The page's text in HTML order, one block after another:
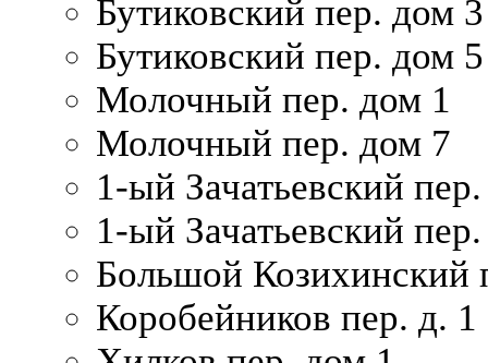
Бутиковский пер. дом 3
Бутиковский пер. дом 5
Молочный пер. дом 1
Молочный пер. дом 7
1-ый Зачатьевский
1-ый Зачатьевский
Большой Козихинский
Коробейников пер. д. 1